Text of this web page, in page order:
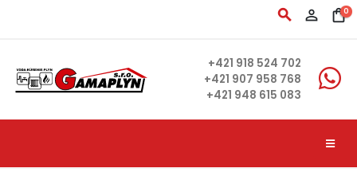
search person_outline shopping_bag0
+421 918 524 702
+421 907 958 768
+421 948 615 083